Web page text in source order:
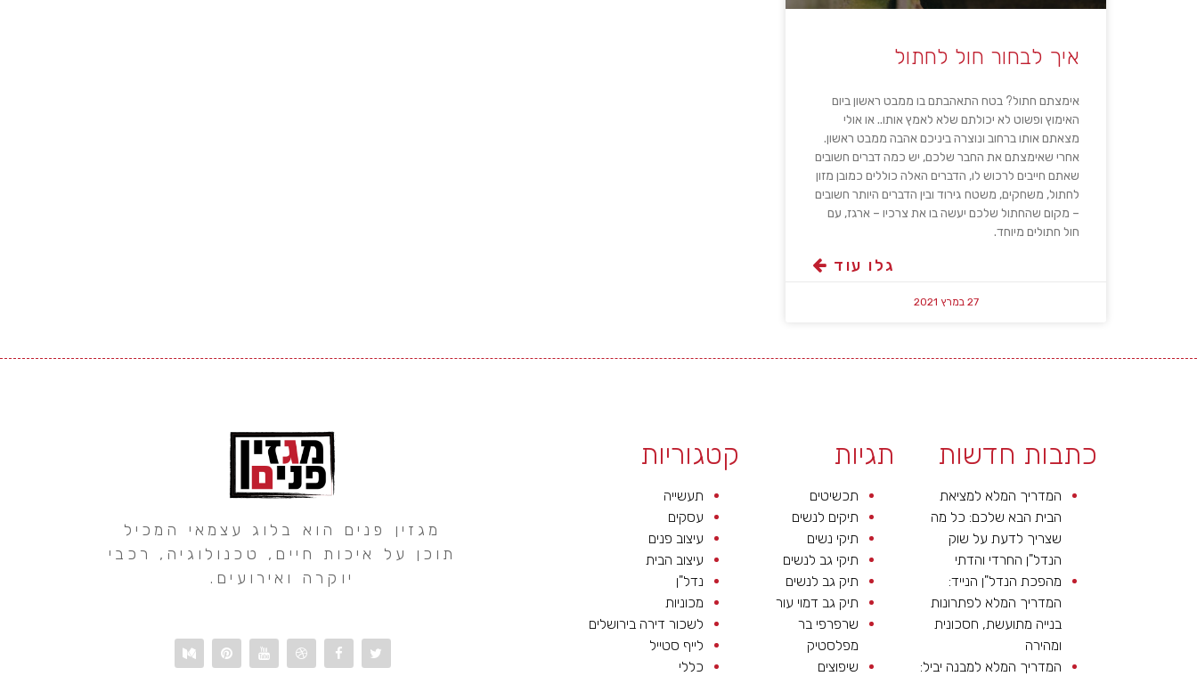
איך לבחור חול לחתול
אימצתם חתול? בטח התאהבתם בו ממבט ראשון ביום
האימוץ ופשוט לא יכולתם שלא לאמץ אותו.. או אולי
מצאתם אותו ברחוב ונוצרה ביניכם אהבה ממבט ראשון.
אחרי שאימצתם את החבר שלכם, יש כמה דברים חשובים
שאתם חייבים לרכוש לו, הדברים האלה כוללים כמובן מזון
לחתול, משחקים, משטח גירוד ובין הדברים היותר חשובים
– מקום שהחתול שלכם יעשה בו את צרכיו – ארגז, עם
חול חתולים מיוחד.
גלו עוד
27 במרץ 2021
כתבות חדשות
המדריך המלא למציאת
הבית הבא שלכם: כל מה
שצריך לדעת על שוק
הנדל"ן החרדי והדתי
מהפכת הנדל"ן הנייד:
המדריך המלא לפתרונות
בנייה מתועשת, חסכונית
ומהירה
המדריך המלא למבנה יביל:
תגיות
תכשיטים
תיקים לנשים
תיקי נשים
תיקי גב לנשים
תיק גב לנשים
תיק גב דמוי עור
שרפרפי בר
מפלסטיק
שיפוצים
קטגוריות
תעשייה
עסקים
עיצוב פנים
עיצוב הבית
נדל"ן
מכוניות
לשכור דירה בירושלים
לייף סטייל
כללי
מגזין פנים הוא בלוג עצמאי המכיל
תוכן על איכות חיים, טכנולוגיה, רכבי
יוקרה ואירועים.